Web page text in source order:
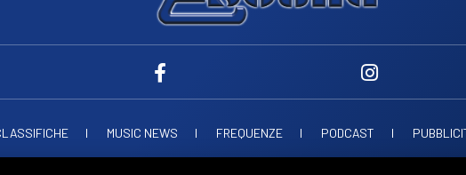
MUSIC NEWS FREQUENZE PODCAST